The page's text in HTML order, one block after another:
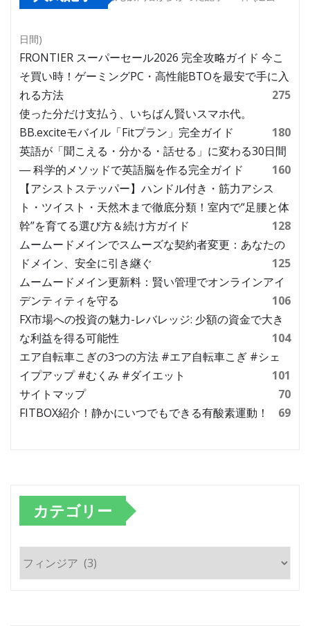
日間)
FRONTIER スーパーセール2026 完全攻略ガイド 今こ
そ買い時！ゲーミングPC・高性能BTOを最安で手に入
れる方法
275
使った分だけ支払う、いちばん賢いスマホ代。
BB.exciteモバイル「Fitプラン」完全ガイド
180
英語が「聞こえる・分かる・話せる」に変わる30日間
― 科学的メソッドで英語脳を作る完全ガイド
160
【アシストステッパー】ハンドル付き・筋力アシス
ト・ツイスト・天然木まで徹底分類！室内で“足腰と体
幹”を育てる選び方＆続け方ガイド
128
ムームードメインでスムーズな契約者変更：あなたの
ドメイン、安全に引き継ぐ
125
ムームードメイン更新料：賢い管理でオンラインアイ
デンティティを守る
106
FX市場への投資の魅力-レバレッジ: 少額の資金で大き
な利益を得る可能性
104
エア自転車こぎの3つの方法 #エア自転車こぎ #シェ
イプアップ #むくみ #ダイエット
101
サイトマップ
70
FITBOX紹介！静かにいつでもできる有酸素運動！
69
カテゴリー
テ